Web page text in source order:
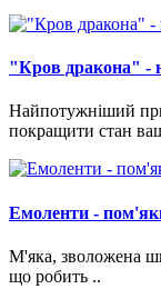
"Кров дракона" -
Найпотужніший
покращити стан
Емоленти -
М'яка, зволожена
що робить ..